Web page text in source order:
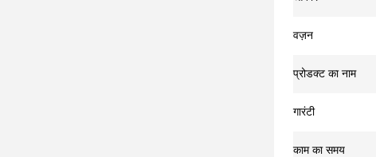
वज़न
प्रोडक्ट का नाम
गारंटी
काम का समय